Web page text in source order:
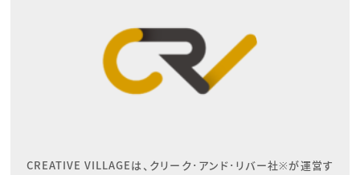
CREATIVE VILLAGEは、クリーク･アンド･リバー社※が運営す